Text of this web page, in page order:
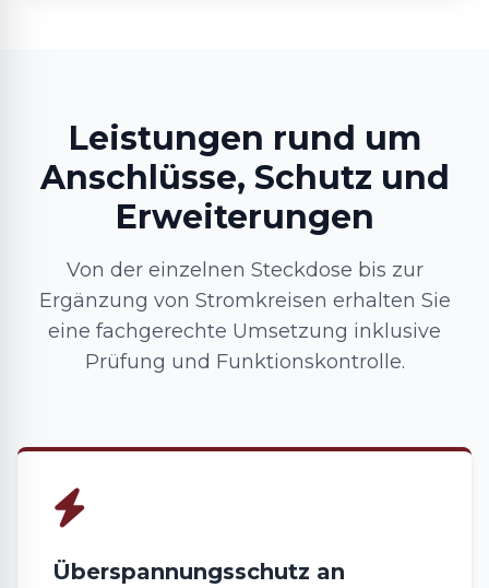
Leistungen rund um
Anschlüsse, Schutz und
Erweiterungen
Von der einzelnen Steckdose bis zur
Ergänzung von Stromkreisen erhalten Sie
eine fachgerechte Umsetzung inklusive
Prüfung und Funktionskontrolle.
Überspannungsschutz an